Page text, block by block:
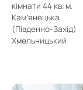
кімнати 44 кв. м.
Кам’янецька
(Південно-Захід)
Хмельницький